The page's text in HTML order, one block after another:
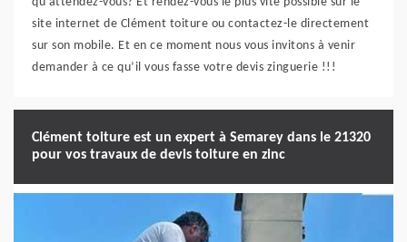
site internet de Clément toiture ou contactez-le directement
sur son mobile. Et en ce moment nous vous invitons à venir
demander à ce qu’il vous fasse votre devis zinguerie !!!
Clément toiture est un expert à Semarey dans le 21320
pour vos travaux de devis toiture en zinc